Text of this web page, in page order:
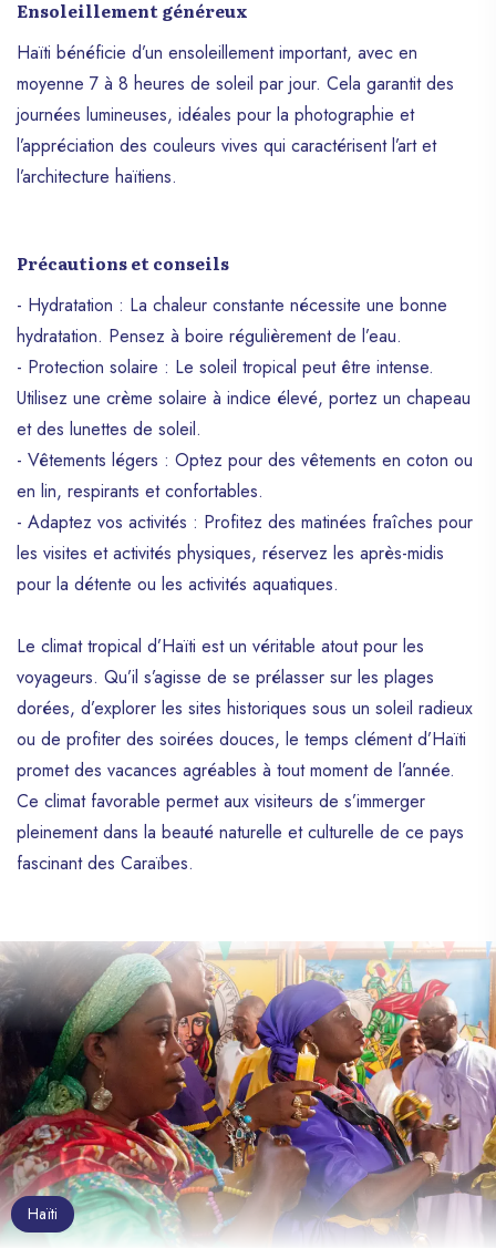
Ensoleillement généreux
Haïti bénéficie d’un ensoleillement important, avec en
moyenne 7 à 8 heures de soleil par jour. Cela garantit des
journées lumineuses, idéales pour la photographie et
l’appréciation des couleurs vives qui caractérisent l’art et
l’architecture haïtiens.
Précautions et conseils
- Hydratation : La chaleur constante nécessite une bonne
hydratation. Pensez à boire régulièrement de l’eau.
- Protection solaire : Le soleil tropical peut être intense.
Utilisez une crème solaire à indice élevé, portez un chapeau
et des lunettes de soleil.
- Vêtements légers : Optez pour des vêtements en coton ou
en lin, respirants et confortables.
- Adaptez vos activités : Profitez des matinées fraîches pour
les visites et activités physiques, réservez les après-midis
pour la détente ou les activités aquatiques.
Le climat tropical d’Haïti est un véritable atout pour les
voyageurs. Qu’il s’agisse de se prélasser sur les plages
dorées, d’explorer les sites historiques sous un soleil radieux
ou de profiter des soirées douces, le temps clément d’Haïti
promet des vacances agréables à tout moment de l’année.
Ce climat favorable permet aux visiteurs de s’immerger
pleinement dans la beauté naturelle et culturelle de ce pays
fascinant des Caraïbes.
Haïti